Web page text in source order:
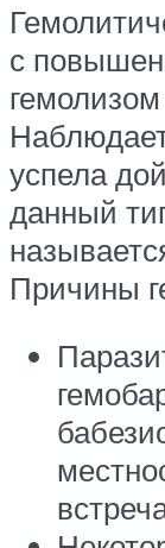
с
успела
данный
Причины